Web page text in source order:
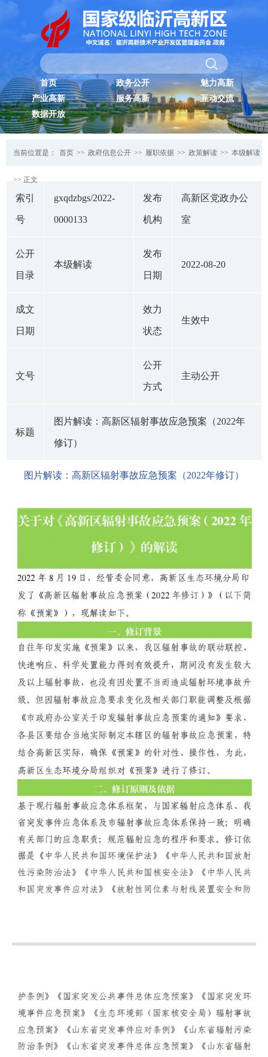
首页 政务公开
魅力高新
产业高新
服务高新
互动交流
数据开放
当前位置是： 首页 >> 政府信息公开 >> 履职依据 >> 政策解读 >> 本级解读
>> 正文
索引
号
gxqdzbgs/2022-
0000133
发布
机构
高新区党政办公
室
公开
目录
本级解读
发布
日期
2022-08-20
成文
日期
效力
状态
生效中
文号
公开
方式
主动公开
标题
图片解读：高新区辐射事故应急预案（2022年
修订）
图片解读：高新区辐射事故应急预案（2022年修订）